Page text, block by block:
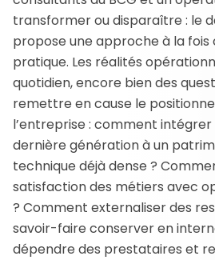
transformer ou disparaître : le
propose une approche à la
pratique. Les réalités
quotidien, encore bien des
remettre en cause le
l’entreprise : comment
dernière génération à un
technique déjà dense ?
satisfaction des métiers avec
? Comment externaliser des
savoir-faire conserver en
dépendre des prestataires et